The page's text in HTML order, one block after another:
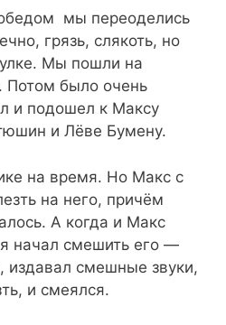
мы переоделись
грязь, слякоть, но
Мы пошли на
было очень
и подошел к Максу
и Лёве Бумену.
на время. Но Макс с
на него, причём
А когда и Макс
начал смешить его —
издавал смешные звуки,
и смеялся.